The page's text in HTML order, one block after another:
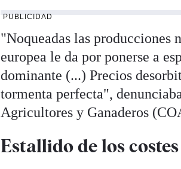
PUBLICIDAD
"Noqueadas las producciones
europea le da por ponerse a
dominante (...) Precios
tormenta perfecta",
Agricultores y Ganaderos
Estallido de los